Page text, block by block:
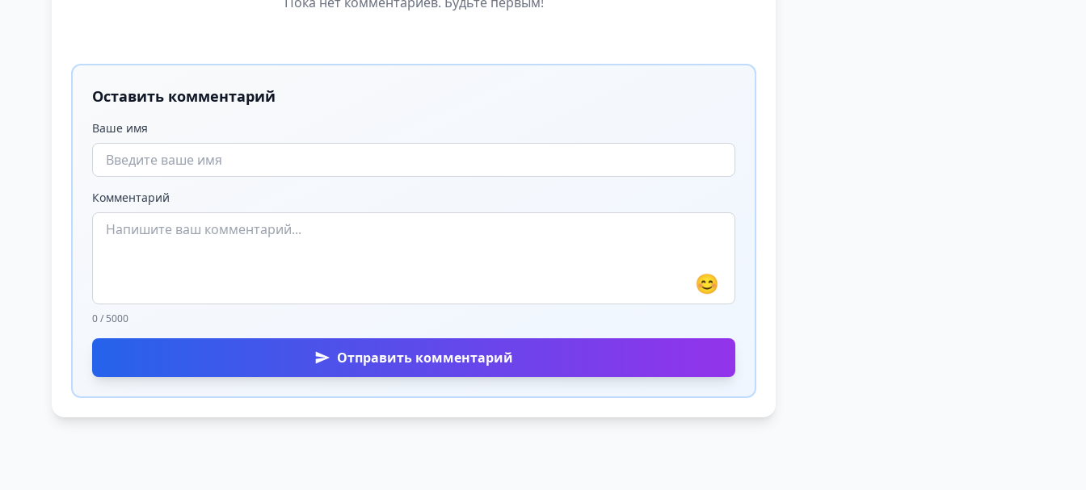
Оставить комментарий
Ваше имя
Комментарий
😊
0 / 5000
Отправить комментарий